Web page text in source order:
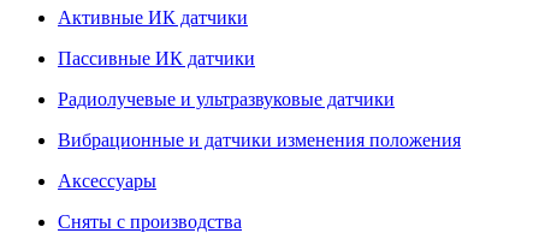
Активные ИК датчики
Пассивные ИК датчики
Радиолучевые и ультразвуковые датчики
Вибрационные и датчики изменения положения
Аксессуары
Сняты с производства